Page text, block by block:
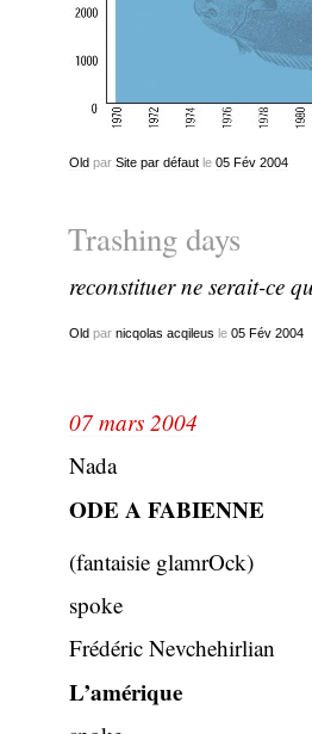
Old par Site par défautle 05 Fév 2004
Trashing days
reconstituer ne serait-ce
Old par nicqolas acqileus le 05 Fév 2004
07 mars 2004
Nada
ODE A FABIENNE
(fantaisie glamrOck)
spoke
Frédéric Nevchehirlian
L’amérique